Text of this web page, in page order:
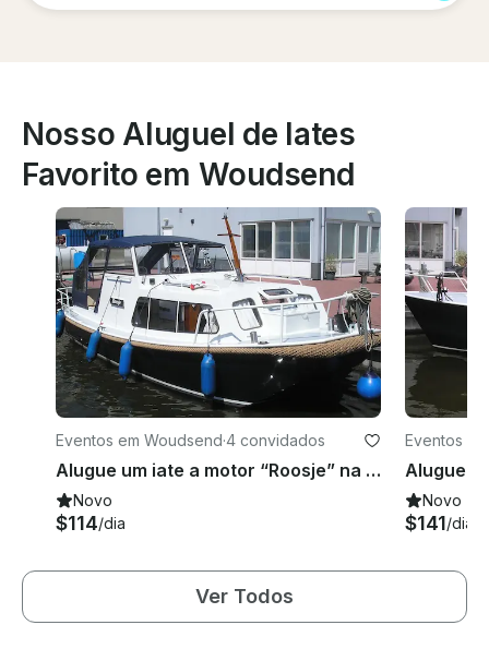
Nosso Aluguel de Iates
Favorito em Woudsend
Eventos em Woudsend·4 convidados
Alugue um iate a motor “Roosje” na Frísia, Holanda, para até 4 pessoas
Novo
$114/dia
Eventos
Novo
$141/dia
Ver Todos